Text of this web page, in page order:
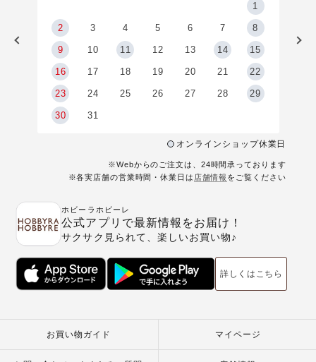
1
2 3 4 5 6 7 8
9 10 11 12 13 14 15
16 17 18 19 20 21 22
23 24 25 26 27 28 29
30 31
オンラインショップ休業日
※Webからのご注文は、24時間承っております
※各実店舗の営業時間・休業日は 店舗情報 をご覧ください
ホビーラホビーレ
公式アプリで最新情報をお届け！
サクサク見られて、楽しいお買い物♪
詳しくはこちら
お買い物ガイド マイページ